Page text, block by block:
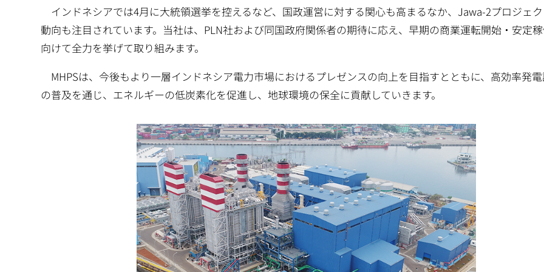
インドネシアでは4月に大統領選挙を控えるなど、国政運営に対する関心も高まるなか、Jawa-2プロジェ
動向も注目されています。当社は、PLN社および同国政府関係者の期待に応え、早期の商業運転開始・安定
向けて全力を挙げて取り組みます。
MHPSは、今後もより一層インドネシア電力市場におけるプレゼンスの向上を目指すとともに、高効率発
の普及を通じ、エネルギーの低炭素化を促進し、地球環境の保全に貢献していきます。